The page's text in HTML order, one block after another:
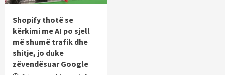
Shopify thotë se
kërkimi me AI po sjell
më shumë trafik dhe
shitje, jo duke
zëvendësuar Google